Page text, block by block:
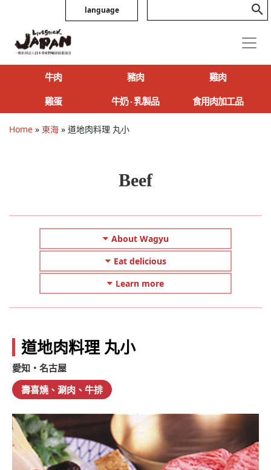
language
牛肉 豬肉
雞肉
雞蛋
牛奶 ‧ 乳製品 食用肉加工品
Home » 東海 » 道地肉料理 丸小
Beef
About Wagyu
Eat delicious
Learn more
道地肉料理 丸小
愛知・名古屋
壽喜燒、涮肉、牛排